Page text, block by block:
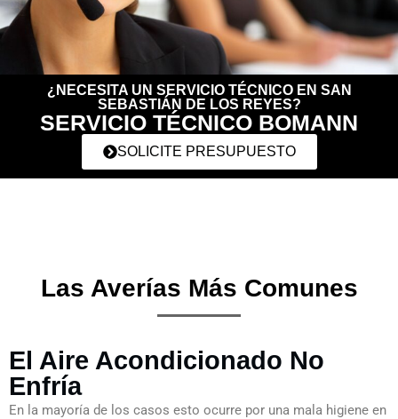
¿NECESITA UN SERVICIO TÉCNICO EN SAN
SEBASTIÁN DE LOS REYES?
SERVICIO TÉCNICO BOMANN
SOLICITE PRESUPUESTO
Las Averías Más Comunes
El Aire Acondicionado No
Enfría
En la mayoría de los casos esto ocurre por una mala higiene en